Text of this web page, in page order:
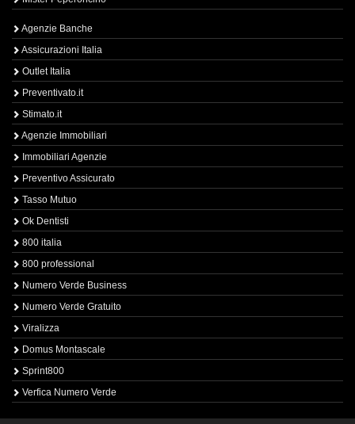
Agenzie Banche
Assicurazioni Italia
Outlet Italia
Preventivato.it
Stimato.it
Agenzie Immobiliari
Immobiliari Agenzie
Preventivo Assicurato
Tasso Mutuo
Ok Dentisti
800 italia
800 professional
Numero Verde Business
Numero Verde Gratuito
Viralizza
Domus Montascale
Sprint800
Verfica Numero Verde